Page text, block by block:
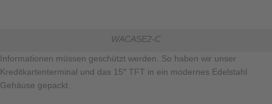
WACASE2-C
Informationen müssen geschützt werden. So haben wir unser
Kreditkartenterminal und das 15″ TFT in ein modernes Edelstahl
Gehäuse gepackt.